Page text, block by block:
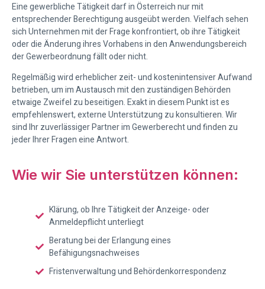
Eine gewerbliche Tätigkeit darf in Österreich nur mit
entsprechender Berechtigung ausgeübt werden. Vielfach sehen
sich Unternehmen mit der Frage konfrontiert, ob ihre Tätigkeit
oder die Änderung ihres Vorhabens in den Anwendungsbereich
der Gewerbeordnung fällt oder nicht.
Regelmäßig wird erheblicher zeit- und kostenintensiver Aufwand
betrieben, um im Austausch mit den zuständigen Behörden
etwaige Zweifel zu beseitigen. Exakt in diesem Punkt ist es
empfehlenswert, externe Unterstützung zu konsultieren. Wir
sind Ihr zuverlässiger Partner im Gewerberecht und finden zu
jeder Ihrer Fragen eine Antwort.
Wie wir Sie unterstützen können:
Klärung, ob Ihre Tätigkeit der Anzeige- oder
Anmeldepflicht unterliegt
Beratung bei der Erlangung eines
Befähigungsnachweises
Fristenverwaltung und Behördenkorrespondenz